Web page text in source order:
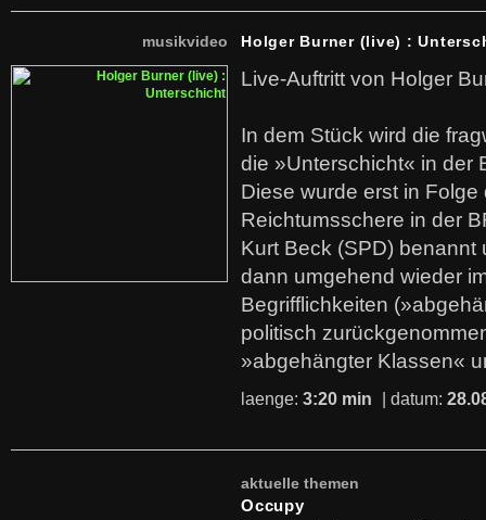
musikvideo Holger Burner (live) :
Live-Auftritt von Holger
In dem Stück wird die
die »Unterschicht« in der
Diese wurde erst in
Reichtumsschere in der
Kurt Beck (SPD)
dann umgehend wieder
Begrifflichkeiten
politisch
»abgehängter Klassen«
laenge: 3:20 min | datum:
aktuelle themen
Occupy